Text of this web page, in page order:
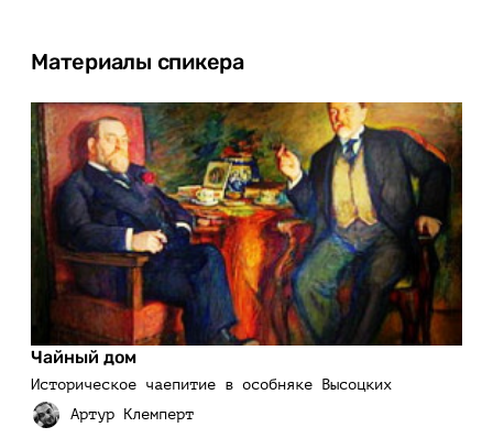
Материалы спикера
Чайный дом
Историческое чаепитие в особняке Высоцких